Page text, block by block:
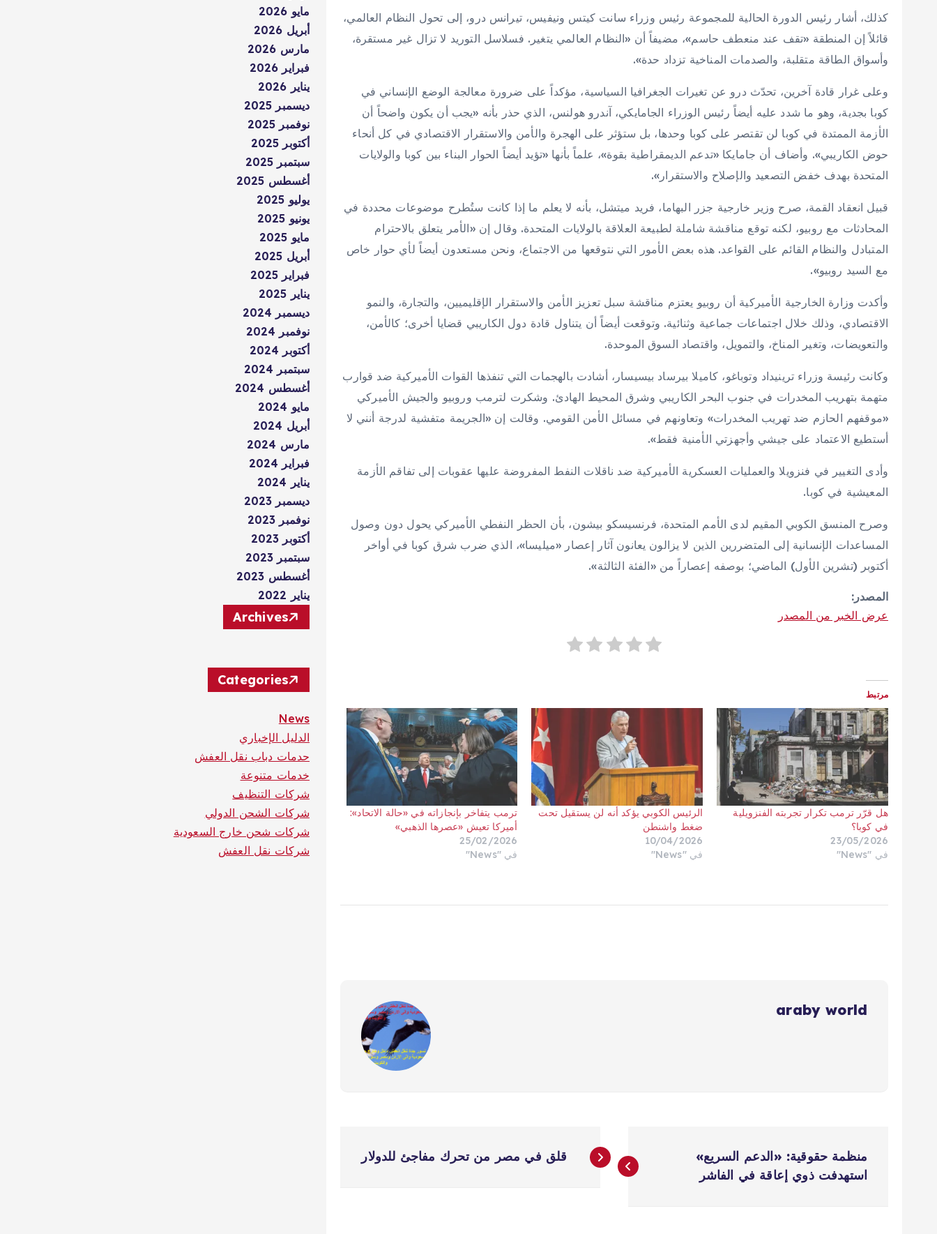
كذلك، أشار رئيس الدورة الحالية للمجموعة رئيس وزراء سانت كيتس ونيفيس، تيرانس درو، إلى تحول النظام العالمي،
قائلاً إن المنطقة «تقف عند منعطف حاسم»، مضيفاً أن «النظام العالمي يتغير. فسلاسل التوريد لا تزال غير مستقرة،
وأسواق الطاقة متقلبة، والصدمات المناخية تزداد حدة».
وعلى غرار قادة آخرين، تحدّث درو عن تغيرات الجغرافيا السياسية، مؤكداً على ضرورة معالجة الوضع الإنساني في
كوبا بجدية، وهو ما شدد عليه أيضاً رئيس الوزراء الجامايكي، آندرو هولنس، الذي حذر بأنه «يجب أن يكون واضحاً أن
الأزمة الممتدة في كوبا لن تقتصر على كوبا وحدها، بل ستؤثر على الهجرة والأمن والاستقرار الاقتصادي في كل أنحاء
حوض الكاريبي». وأضاف أن جامايكا «تدعم الديمقراطية بقوة»، علماً بأنها «تؤيد أيضاً الحوار البناء بين كوبا والولايات
المتحدة بهدف خفض التصعيد والإصلاح والاستقرار».
قبيل انعقاد القمة، صرح وزير خارجية جزر البهاما، فريد ميتشل، بأنه لا يعلم ما إذا كانت ستُطرح موضوعات محددة في
المحادثات مع روبيو، لكنه توقع مناقشة شاملة لطبيعة العلاقة بالولايات المتحدة. وقال إن «الأمر يتعلق بالاحترام
المتبادل والنظام القائم على القواعد. هذه بعض الأمور التي نتوقعها من الاجتماع، ونحن مستعدون أيضاً لأي حوار خاص
مع السيد روبيو».
وأكدت وزارة الخارجية الأميركية أن روبيو يعتزم مناقشة سبل تعزيز الأمن والاستقرار الإقليميين، والتجارة، والنمو
الاقتصادي، وذلك خلال اجتماعات جماعية وثنائية. وتوقعت أيضاً أن يتناول قادة دول الكاريبي قضايا أخرى؛ كالأمن،
والتعويضات، وتغير المناخ، والتمويل، واقتصاد السوق الموحدة.
وكانت رئيسة وزراء ترينيداد وتوباغو، كاميلا بيرساد بيسيسار، أشادت بالهجمات التي تنفذها القوات الأميركية ضد قوارب
متهمة بتهريب المخدرات في جنوب البحر الكاريبي وشرق المحيط الهادئ. وشكرت لترمب وروبيو والجيش الأميركي
«موقفهم الحازم ضد تهريب المخدرات» وتعاونهم في مسائل الأمن القومي. وقالت إن «الجريمة متفشية لدرجة أنني لا
أستطيع الاعتماد على جيشي وأجهزتي الأمنية فقط».
وأدى التغيير في فنزويلا والعمليات العسكرية الأميركية ضد ناقلات النفط المفروضة عليها عقوبات إلى تفاقم الأزمة
المعيشية في كوبا.
وصرح المنسق الكوبي المقيم لدى الأمم المتحدة، فرنسيسكو بيشون، بأن الحظر النفطي الأميركي يحول دون وصول
المساعدات الإنسانية إلى المتضررين الذين لا يزالون يعانون آثار إعصار «ميليسا»، الذي ضرب شرق كوبا في أواخر
أكتوبر (تشرين الأول) الماضي؛ بوصفه إعصاراً من «الفئة الثالثة».
المصدر:
عرض الخبر من المصدر
مرتبط
هل قرّر ترمب تكرار تجربته الفنزويلية
في كوبا؟
23/05/2026
في "News"
الرئيس الكوبي يؤكد أنه لن يستقيل تحت
ضغط واشنطن
10/04/2026
في "News"
ترمب يتفاخر بإنجازاته في «حالة الاتحاد»:
أميركا تعيش «عصرها الذهبي»
25/02/2026
في "News"
araby world
ص
منظمة حقوقية: «الدعم السريع»
استهدفت ذوي إعاقة في الفاشر
قلق في مصر من تحرك مفاجئ للدولار
مايو 2026
أبريل 2026
مارس 2026
فبراير 2026
يناير 2026
ديسمبر 2025
نوفمبر 2025
أكتوبر 2025
سبتمبر 2025
أغسطس 2025
يوليو 2025
يونيو 2025
مايو 2025
أبريل 2025
فبراير 2025
يناير 2025
ديسمبر 2024
نوفمبر 2024
أكتوبر 2024
سبتمبر 2024
أغسطس 2024
مايو 2024
أبريل 2024
مارس 2024
فبراير 2024
يناير 2024
ديسمبر 2023
نوفمبر 2023
أكتوبر 2023
سبتمبر 2023
أغسطس 2023
يناير 2022
Archives
Categories
News
الدليل الإخباري
حدمات دباب نقل العفش
خدمات متنوعة
شركات التنظيف
شركات الشحن الدولي
شركات شحن خارج السعودية
شركات نقل العفش